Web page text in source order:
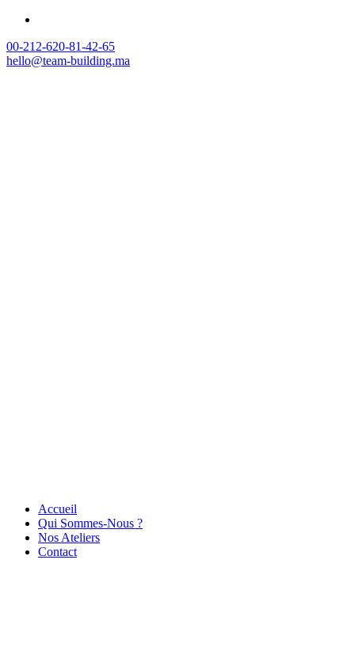
00-212-620-81-42-65
hello@team-building.ma
Accueil
Qui Sommes-Nous ?
Nos Ateliers
Contact